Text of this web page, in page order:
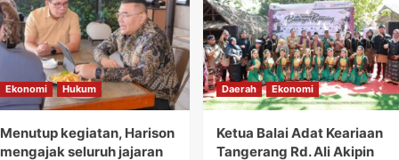
Ekonomi Hukum
Menutup kegiatan, Harison
mengajak seluruh jajaran
Daerah Ekonomi
Ketua Balai Adat Keariaan
Tangerang Rd. Ali Akipin